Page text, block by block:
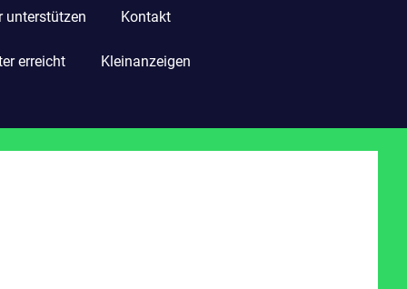
unterstützen Kontakt
erreicht Kleinanzeigen